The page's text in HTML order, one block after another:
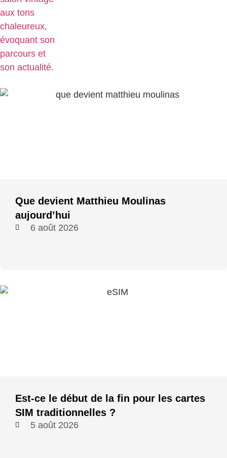
Que devient Matthieu Moulinas
aujourd’hui
6 août 2026
Est-ce le début de la fin pour les cartes
SIM traditionnelles ?
5 août 2026